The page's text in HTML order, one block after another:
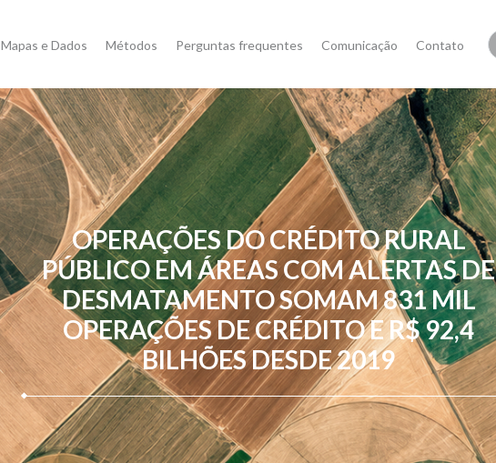
Mapas e Dados Métodos Perguntas frequentes Comunicação Contato
OPERAÇÕES DO CRÉDITO RURAL
PÚBLICO EM ÁREAS COM ALERTAS DE
DESMATAMENTO SOMAM 831 MIL
OPERAÇÕES DE CRÉDITO E R$ 92,4
BILHÕES DESDE 2019